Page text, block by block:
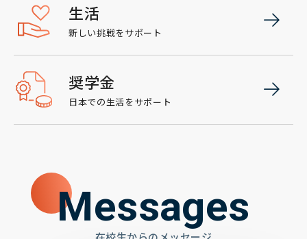
生活
新しい挑戦をサポート
奨学金
日本での生活をサポート
Messages